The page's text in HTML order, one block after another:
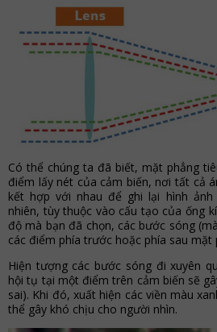
Có thể chúng ta đã biết, mặt phẳng
điểm lấy nét của cảm biến, nơi tất cả
kết hợp với nhau để ghi lại hình ảnh
nhiên, tùy thuộc vào cấu tạo của ống
độ mà bạn đã chọn, các bước sóng
các điểm phía trước hoặc phía sau mặt
Hiện tượng các bước sóng đi xuyên
hội tụ tại một điểm trên cảm biến sẽ
sai). Khi đó, xuất hiện các viền màu
thể gây khó chịu cho người nhìn.